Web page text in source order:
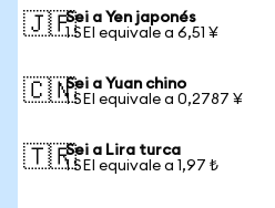
🇯🇵Sei a Yen japonés
1 SEI equivale a 6,51 ¥
🇨🇳Sei a Yuan chino
1 SEI equivale a 0,2787 ¥
🇹🇷Sei a Lira turca
1 SEI equivale a 1,97 ₺